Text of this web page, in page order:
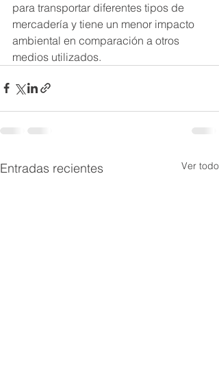
para transportar diferentes tipos de
mercadería y tiene un menor impacto
ambiental en comparación a otros
medios utilizados.
Entradas recientes Ver todo